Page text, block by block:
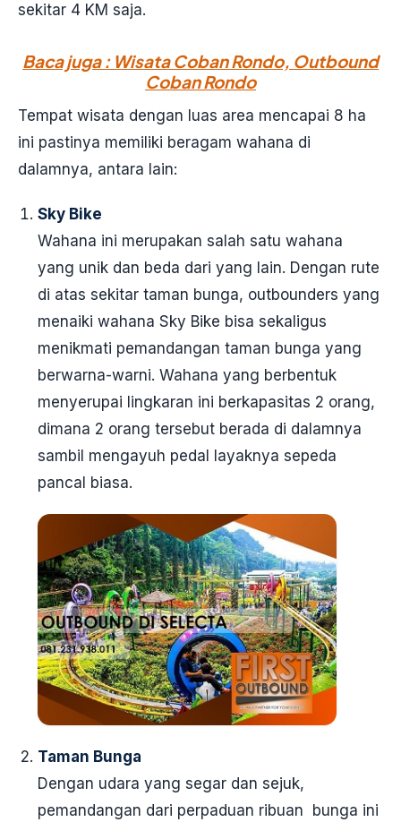
sekitar 4 KM saja.
Baca juga : Wisata Coban Rondo, Outbound
Coban Rondo
Tempat wisata dengan luas area mencapai 8 ha
ini pastinya memiliki beragam wahana di
dalamnya, antara lain:
Sky Bike
Wahana ini merupakan salah satu wahana
yang unik dan beda dari yang lain. Dengan rute
di atas sekitar taman bunga, outbounders yang
menaiki wahana Sky Bike bisa sekaligus
menikmati pemandangan taman bunga yang
berwarna-warni. Wahana yang berbentuk
menyerupai lingkaran ini berkapasitas 2 orang,
dimana 2 orang tersebut berada di dalamnya
sambil mengayuh pedal layaknya sepeda
pancal biasa.
Taman Bunga
Dengan udara yang segar dan sejuk,
pemandangan dari perpaduan ribuan bunga ini